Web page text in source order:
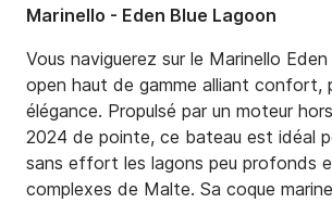
Marinello - Eden Blue Lagoon
Vous naviguerez sur le Marinello
open haut de gamme alliant confort,
élégance. Propulsé par un moteur
2024 de pointe, ce bateau est idéal
sans effort les lagons peu profonds
complexes de Malte. Sa coque